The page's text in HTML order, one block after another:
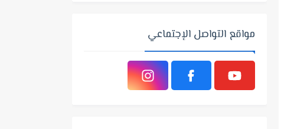
مواقع التواصل الإجتماعي